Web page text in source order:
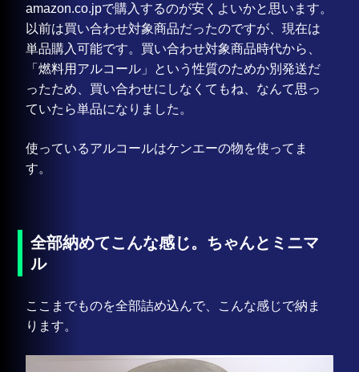
amazon.co.jpで購入するのが安くよいかと思います。
以前は買い合わせ対象商品だったのですが、現在は
単品購入可能です。買い合わせ対象商品時代から、
「燃料用アルコール」という性質のためか別発送だ
ったため、買い合わせにしなくてもね、なんて思っ
ていたら単品になりました。
使っているアルコールはケンエーの物を使ってま
す。
全部納めてこんな感じ。ちゃんとミニマ
ル
ここまでものを全部詰め込んで、こんな感じで納ま
ります。